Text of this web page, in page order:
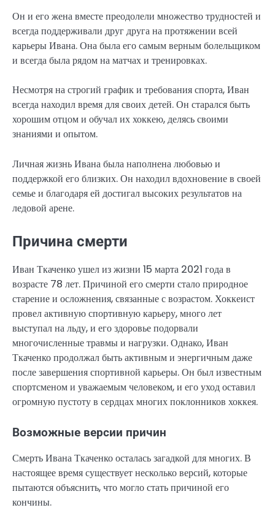
Он и его жена вместе преодолели множество трудностей и
всегда поддерживали друг друга на протяжении всей
карьеры Ивана. Она была его самым верным болельщиком
и всегда была рядом на матчах и тренировках.
Несмотря на строгий график и требования спорта, Иван
всегда находил время для своих детей. Он старался быть
хорошим отцом и обучал их хоккею, делясь своими
знаниями и опытом.
Личная жизнь Ивана была наполнена любовью и
поддержкой его близких. Он находил вдохновение в своей
семье и благодаря ей достигал высоких результатов на
ледовой арене.
Причина смерти
Иван Ткаченко ушел из жизни 15 марта 2021 года в
возрасте 78 лет. Причиной его смерти стало природное
старение и осложнения, связанные с возрастом. Хоккеист
провел активную спортивную карьеру, много лет
выступал на льду, и его здоровье подорвали
многочисленные травмы и нагрузки. Однако, Иван
Ткаченко продолжал быть активным и энергичным даже
после завершения спортивной карьеры. Он был известным
спортсменом и уважаемым человеком, и его уход оставил
огромную пустоту в сердцах многих поклонников хоккея.
Возможные версии причин
Смерть Ивана Ткаченко осталась загадкой для многих. В
настоящее время существует несколько версий, которые
пытаются объяснить, что могло стать причиной его
кончины.